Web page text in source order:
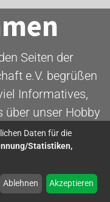
Seiten der
e.V. begrüßen
Informatives,
über unser Hobby
Daten für die
Statistiken,
Ablehnen Akzeptieren